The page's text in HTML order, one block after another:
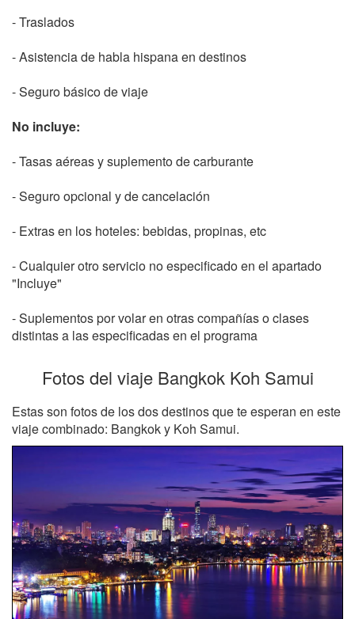
- Traslados
- Asistencia de habla hispana en destinos
- Seguro básico de viaje
No incluye:
- Tasas aéreas y suplemento de carburante
- Seguro opcional y de cancelación
- Extras en los hoteles: bebidas, propinas, etc
- Cualquier otro servicio no especificado en el apartado
"Incluye"
- Suplementos por volar en otras compañías o clases
distintas a las especificadas en el programa
Fotos del viaje Bangkok Koh Samui
Estas son fotos de los dos destinos que te esperan en este
viaje combinado: Bangkok y Koh Samui.